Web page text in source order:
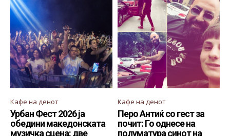
Кафе на денот
Урбан Фест 2026 ја
обедини македонската
музичка сцена: две
Кафе на денот
Перо Антиќ со гест за
почит: Го однесе на
полуматура синот на